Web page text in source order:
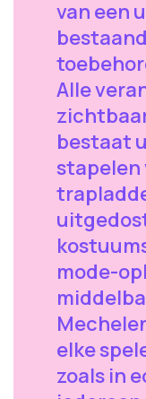
van een
Alle
bestaat
stapelen
mode-
elke
zoals in